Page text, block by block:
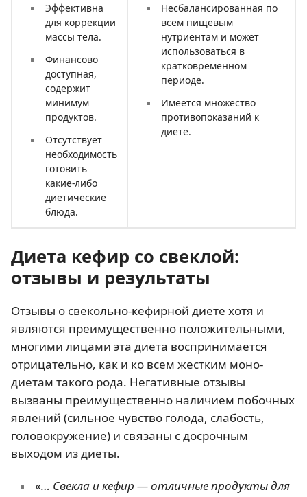
Эффективна
для коррекции
массы тела.
Финансово
доступная,
содержит
минимум
продуктов.
Отсутствует
необходимость
готовить
какие-либо
диетические
блюда.
Несбалансированная по
всем пищевым
нутриентам и может
использоваться в
кратковременном
периоде.
Имеется множество
противопоказаний к
диете.
Диета кефир со свеклой:
отзывы и результаты
Отзывы о свекольно-кефирной диете хотя и
являются преимущественно положительными,
многими лицами эта диета воспринимается
отрицательно, как и ко всем жестким моно-
диетам такого рода. Негативные отзывы
вызваны преимущественно наличием побочных
явлений (сильное чувство голода, слабость,
головокружение) и связаны с досрочным
выходом из диеты.
«… Свекла и кефир — отличные продукты для